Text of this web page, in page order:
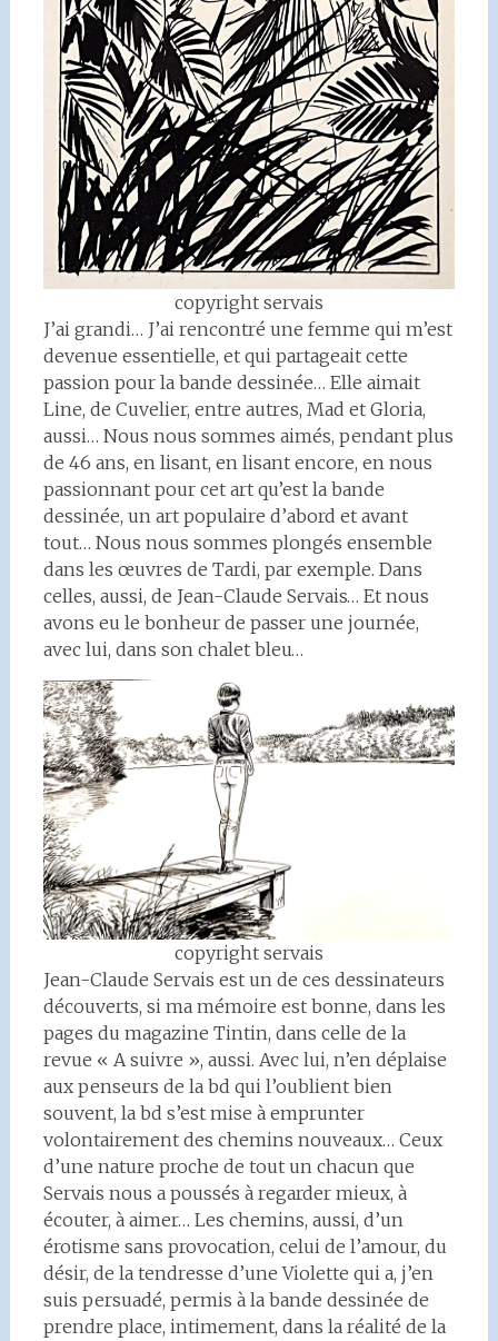
copyright servais
J’ai grandi… J’ai rencontré une femme qui m’est
devenue essentielle, et qui partageait cette
passion pour la bande dessinée… Elle aimait
Line, de Cuvelier, entre autres, Mad et Gloria,
aussi… Nous nous sommes aimés, pendant plus
de 46 ans, en lisant, en lisant encore, en nous
passionnant pour cet art qu’est la bande
dessinée, un art populaire d’abord et avant
tout… Nous nous sommes plongés ensemble
dans les œuvres de Tardi, par exemple. Dans
celles, aussi, de Jean-Claude Servais… Et nous
avons eu le bonheur de passer une journée,
avec lui, dans son chalet bleu…
copyright servais
Jean-Claude Servais est un de ces dessinateurs
découverts, si ma mémoire est bonne, dans les
pages du magazine Tintin, dans celle de la
revue « A suivre », aussi. Avec lui, n’en déplaise
aux penseurs de la bd qui l’oublient bien
souvent, la bd s’est mise à emprunter
volontairement des chemins nouveaux… Ceux
d’une nature proche de tout un chacun que
Servais nous a poussés à regarder mieux, à
écouter, à aimer… Les chemins, aussi, d’un
érotisme sans provocation, celui de l’amour, du
désir, de la tendresse d’une Violette qui a, j’en
suis persuadé, permis à la bande dessinée de
prendre place, intimement, dans la réalité de la